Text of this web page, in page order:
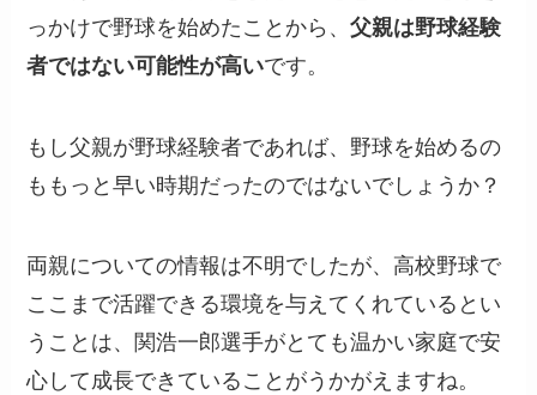
っかけで野球を始めたことから、父親は野球経験
者ではない可能性が高いです。
もし父親が野球経験者であれば、野球を始めるの
ももっと早い時期だったのではないでしょうか？
両親についての情報は不明でしたが、高校野球で
ここまで活躍できる環境を与えてくれているとい
うことは、関浩一郎選手がとても温かい家庭で安
心して成長できていることがうかがえますね。